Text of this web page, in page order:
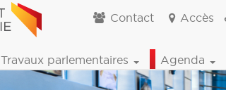
Contact Accès
Travaux parlementaires Agenda